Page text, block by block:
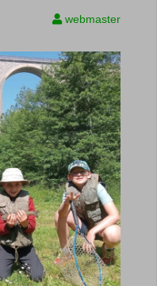
webmaster